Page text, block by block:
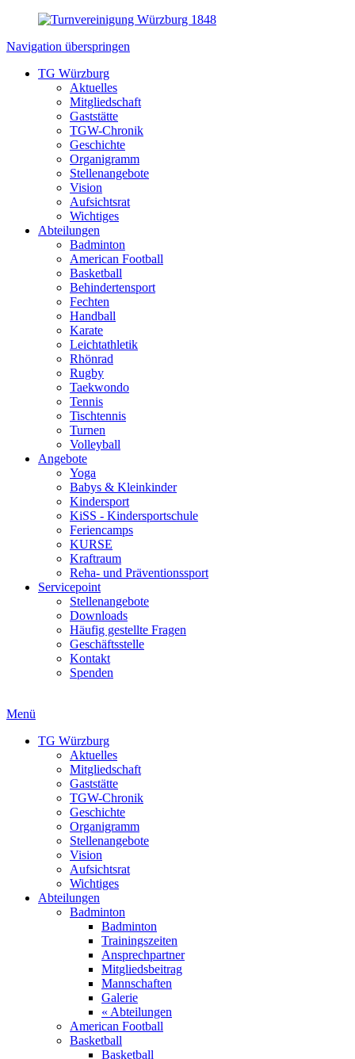
Navigation überspringen
TG Würzburg
Aktuelles
Mitgliedschaft
Gaststätte
TGW-Chronik
Geschichte
Organigramm
Stellenangebote
Vision
Aufsichtsrat
Wichtiges
Abteilungen
Badminton
American Football
Basketball
Behindertensport
Fechten
Handball
Karate
Leichtathletik
Rhönrad
Rugby
Taekwondo
Tennis
Tischtennis
Turnen
Volleyball
Angebote
Yoga
Babys & Kleinkinder
Kindersport
KiSS - Kindersportschule
Feriencamps
KURSE
Kraftraum
Reha- und Präventionssport
Servicepoint
Stellenangebote
Downloads
Häufig gestellte Fragen
Geschäftsstelle
Kontakt
Spenden
Menü
TG Würzburg
Aktuelles
Mitgliedschaft
Gaststätte
TGW-Chronik
Geschichte
Organigramm
Stellenangebote
Vision
Aufsichtsrat
Wichtiges
Abteilungen
Badminton
Badminton
Trainingszeiten
Ansprechpartner
Mitgliedsbeitrag
Mannschaften
Galerie
« Abteilungen
American Football
Basketball
Basketball